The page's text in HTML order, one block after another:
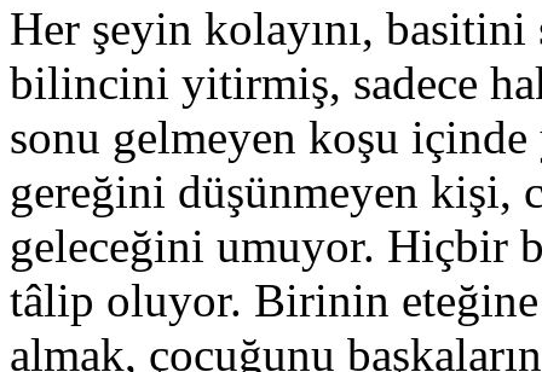
Her şeyin kolayını,
bilincini yitirmiş, sadece
sonu gelmeyen koşu içinde
gereğini düşünmeyen kişi,
geleceğini umuyor. Hiçbir
tâlip oluyor. Birinin eteğine
almak, çocuğunu